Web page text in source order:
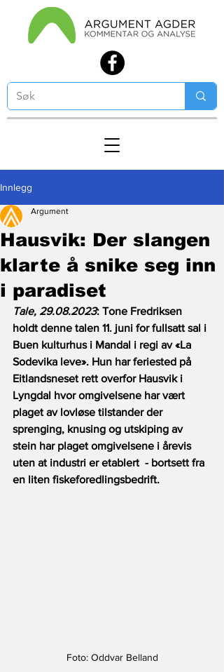
Innlegg
Hausvik: Der slangen
klarte å snike seg inn
i paradiset
Argument
Tale, 29.08.2023: Tone Fredriksen
holdt denne talen 11. juni for fullsatt sal i
Buen kulturhus i Mandal i regi av «La
Sodevika leve». Hun har feriested på
Eitlandsneset rett overfor Hausvik i
Lyngdal hvor omgivelsene har vært
plaget av lovløse tilstander der
sprenging, knusing og utskiping av
stein har plaget omgivelsene i årevis
uten at industri er etablert  - bortsett fra
en liten fiskeforedlingsbedrift.
Foto: Oddvar Belland